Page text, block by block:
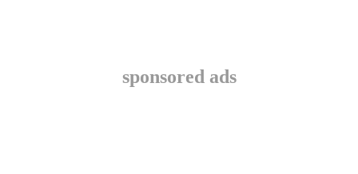
sponsored ads